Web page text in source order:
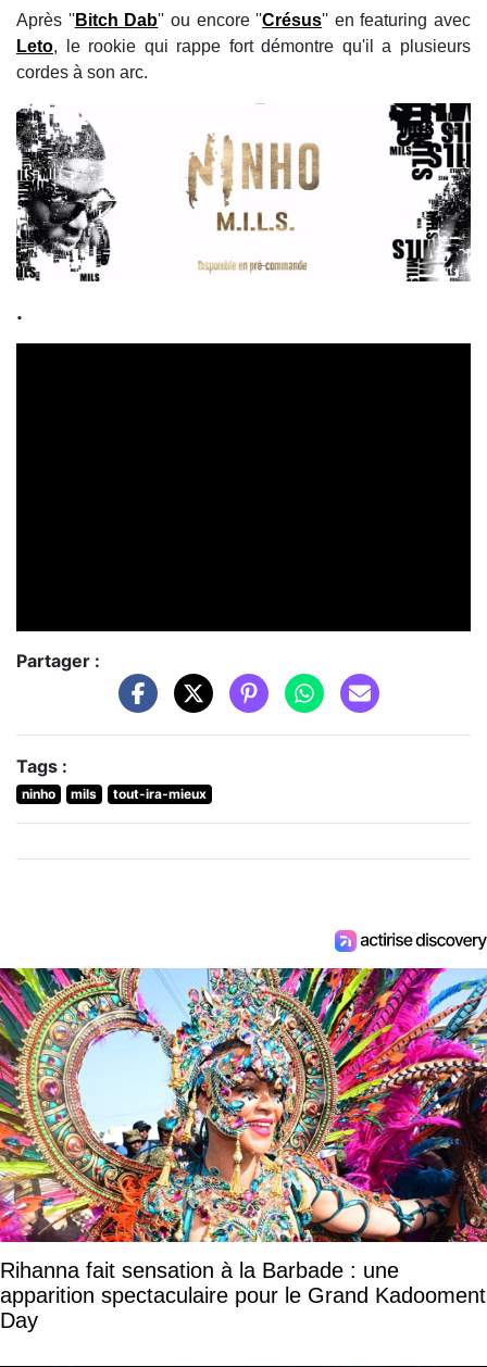
Après ''Bitch Dab'' ou encore ''Crésus'' en featuring avec
Leto, le rookie qui rappe fort démontre qu'il a plusieurs
cordes à son arc.
.
Partager :
Tags :
ninho mils tout-ira-mieux
Rihanna fait sensation à la Barbade : une
apparition spectaculaire pour le Grand Kadooment
Day